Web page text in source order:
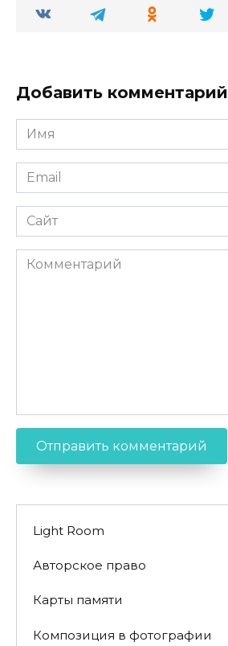
Добавить комментарий
Имя
Email
Сайт
Комментарий
Light Room
Авторское право
Карты памяти
Композиция в фотографии